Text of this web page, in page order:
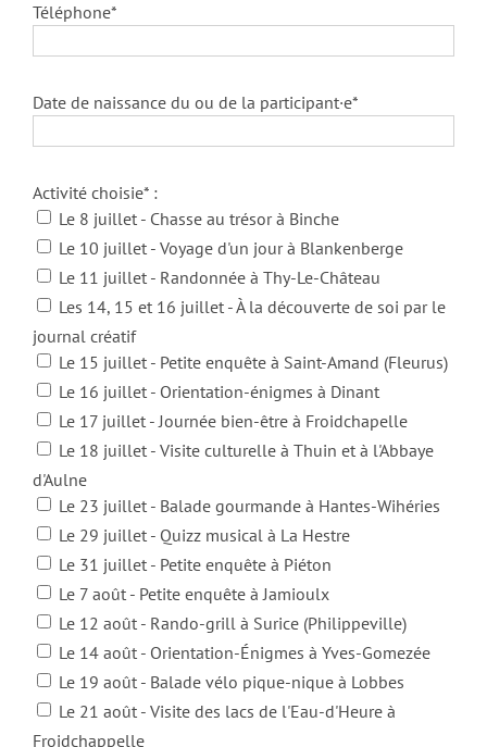
Téléphone*
Date de naissance du ou de la participant·e*
Activité choisie* :
Le 8 juillet - Chasse au trésor à Binche
Le 10 juillet - Voyage d'un jour à Blankenberge
Le 11 juillet - Randonnée à Thy-Le-Château
Les 14, 15 et 16 juillet - À la découverte de soi par le
journal créatif
Le 15 juillet - Petite enquête à Saint-Amand (Fleurus)
Le 16 juillet - Orientation-énigmes à Dinant
Le 17 juillet - Journée bien-être à Froidchapelle
Le 18 juillet - Visite culturelle à Thuin et à l'Abbaye
d'Aulne
Le 23 juillet - Balade gourmande à Hantes-Wihéries
Le 29 juillet - Quizz musical à La Hestre
Le 31 juillet - Petite enquête à Piéton
Le 7 août - Petite enquête à Jamioulx
Le 12 août - Rando-grill à Surice (Philippeville)
Le 14 août - Orientation-Énigmes à Yves-Gomezée
Le 19 août - Balade vélo pique-nique à Lobbes
Le 21 août - Visite des lacs de l'Eau-d'Heure à
Froidchappelle